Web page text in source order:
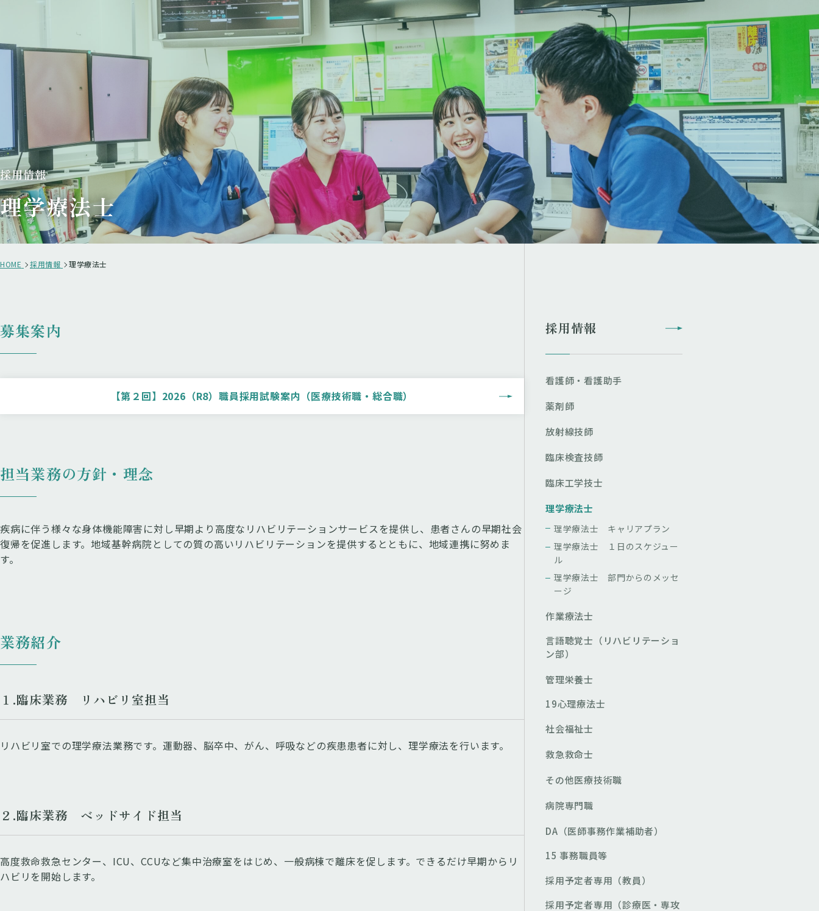
採用情報
理学療法士
HOME 採用情報 理学療法士
募集案内
【第２回】2026（R8）職員採用試験案内（医療技術職・総合職）
担当業務の方針・理念
疾病に伴う様々な身体機能障害に対し早期より高度なリハビリテーションサービスを提供し、患者さんの早期社会
復帰を促進します。地域基幹病院としての質の高いリハビリテーションを提供するとともに、地域連携に努めま
す。
業務紹介
１.臨床業務 リハビリ室担当
リハビリ室での理学療法業務です。運動器、脳卒中、がん、呼吸などの疾患患者に対し、理学療法を行います。
２.臨床業務 ベッドサイド担当
高度救命救急センター、ICU、CCUなど集中治療室をはじめ、一般病棟で離床を促します。できるだけ早期からリ
ハビリを開始します。
採用情報
看護師・看護助手
薬剤師
放射線技師
臨床検査技師
臨床工学技士
理学療法士
理学療法士 キャリアプラン
理学療法士 １日のスケジュー
ル
理学療法士 部門からのメッセ
ージ
作業療法士
言語聴覚士（リハビリテーショ
ン部）
管理栄養士
19心理療法士
社会福祉士
救急救命士
その他医療技術職
病院専門職
DA（医師事務作業補助者）
15 事務職員等
採用予定者専用（教員）
採用予定者専用（診療医・専攻